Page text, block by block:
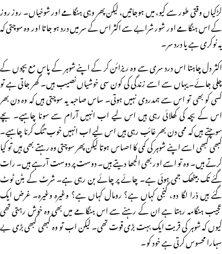
لڑکیاں وقتی طور سے کیو، میں ہوجاتیں، لیکن پھر وہی ہنگامے اور شوخیاں۔ روز روز
کے اس ہنگامے اور شور شرابے سے اکثر اس کے سر میں درد ہو جاتا اور وہ سوچتی کہ
یہ نوکری ہے یا درد سر۔
اکثر دل چاہتا اس درد سری سے وہ ریزائن کر کے اپنے شوہر کے پاس مع بچوں کے
چلی جائے۔ یہاں سے اسے زندگی کی کون سی خوشیاں نصیب ہیں۔ گھر جاتی ہے تو
کسی کو بھی تو اس سے ہمدردی نہیں ہوتی۔ ساس صاحبہ یہ سوچتی ہیں کہ وہ دن بھر
اس کے بچہ کی کھلائی رہی ہیں اس لیے اب انہیں آرام سے سونا چاہیے۔ بچے
سوچتے ہیں کہ ممی دن بھر غائب رہی ہیں اس لیے اب انہیں خوب تنگ کرنا چاہیے۔
کبھی کبھی اسے اپنے شوہر کی کمی کا احساس ہوتا لیکن پھر سوچتی وہ رہتے بھی ہیں تو کیا
کرتے ہیں۔ وہ تو اسے اور بھی الجھا دیتے ہیں۔ دوست پر دوست آرہے ہیں۔ رات
گئے تک بیٹھک جمی ہوئی ہے۔ چائے پر چائے بن رہی ہے۔ شرٹ کے بٹن ٹوٹ
گئے ہیں ذرا لگا دو، گنجی کہاں ہے؟ رومال کہاں ہے؟ وغیرہ وغیرہ۔ غرض ایک
عجیب ہنگامہ رہتا ہے ان کے رہنے سے اس ہنگامے میں بھی وہ خوش رہتی تھی
کیوں کہ شوہر کی قربت ایک بہت بڑی قوت تھی۔ لیکن اب تو وہ کبھی کبھی بڑی بے
سہارا محسوس کرتی ہے خود کو۔